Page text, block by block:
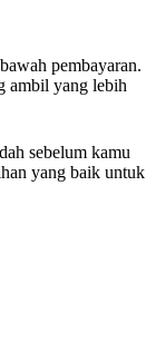
pembayaran.
ambil yang lebih
sebelum kamu
yang baik untuk